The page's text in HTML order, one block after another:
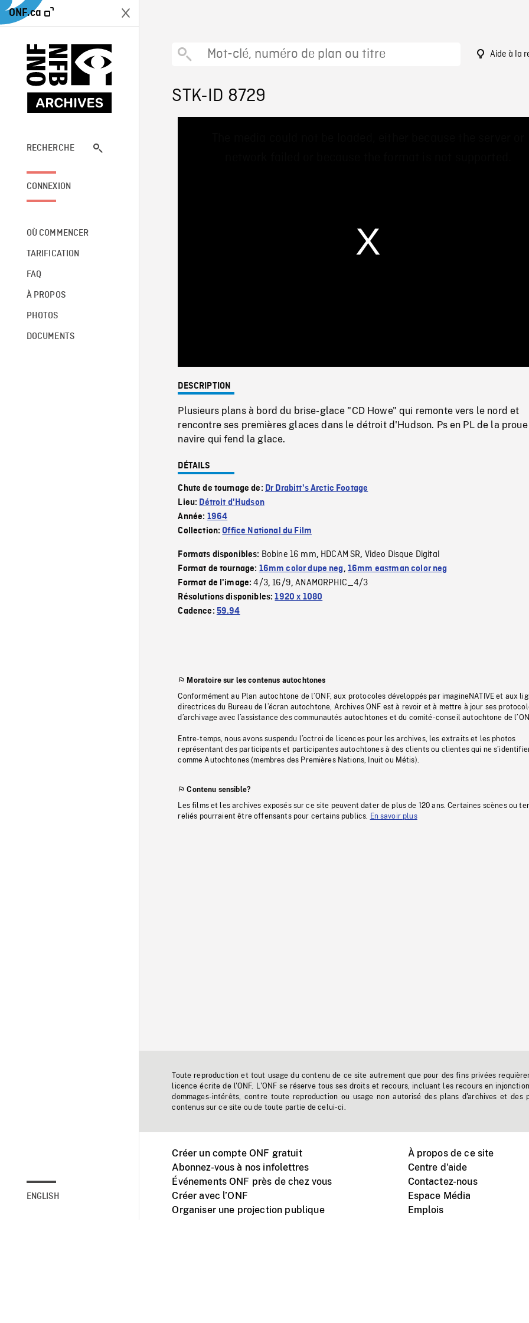
ONF.ca
RECHERCHE
CONNEXION
OÙ COMMENCER
TARIFICATION
FAQ
À PROPOS
PHOTOS
DOCUMENTS
ENGLISH
Aide à la
STK-ID 8729
0%
DESCRIPTION
Plusieurs plans à bord du brise-glace "CD Howe" qui remonte vers le nord et
rencontre ses premières glaces dans le détroit d'Hudson. Ps en PL de la proue
navire qui fend la glace.
DÉTAILS
Chute de tournage de: Dr Drabitt's Arctic Footage
Lieu: Détroit d'Hudson
Année: 1964
Collection:Office National du Film
Formats disponibles: Bobine 16 mm, HDCAM SR, Video Disque Digital
Format de tournage: 16mm color dupe neg, 16mm eastman color neg
Format de l'image:4/3,16/9,ANAMORPHIC_4/3
Résolutions disponibles:1920 x 1080
Cadence: 59.94
Moratoire sur les contenus autochtones
Conformément au Plan autochtone de l’ONF, aux protocoles développés par imagineNATIVE et aux
directrices du Bureau de l’écran autochtone, Archives ONF est à revoir et à mettre à jour ses
d’archivage avec l’assistance des communautés autochtones et du comité-conseil autochtone de
Entre-temps, nous avons suspendu l’octroi de licences pour les archives, les extraits et les photos
représentant des participants et participantes autochtones à des clients ou clientes qui ne
comme Autochtones (membres des Premières Nations, Inuit ou Métis).
Contenu sensible?
Les films et les archives exposés sur ce site peuvent dater de plus de 120 ans. Certaines scènes ou
reliés pourraient être offensants pour certains publics.
En savoir plus
Toute reproduction et tout usage du contenu de ce site autrement que pour des fins privées
licence écrite de l'ONF. L'ONF se réserve tous ses droits et recours, incluant les recours en
dommages-intérêts, contre toute reproduction ou usage non autorisé des plans d'archives et des
contenus sur ce site ou de toute partie de celui-ci.
Créer un compte ONF gratuit
Abonnez-vous à nos infolettres
Événements ONF près de chez vous
Créer avec l’ONF
Organiser une projection publique
À propos de ce site
Centre d'aide
Contactez-nous
Espace Média
Emplois